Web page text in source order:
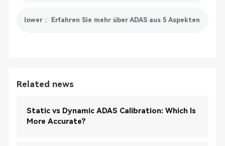
lower： Erfahren Sie mehr über ADAS aus 5 Aspekten
Related news
Static vs Dynamic ADAS Calibration: Which Is
More Accurate?